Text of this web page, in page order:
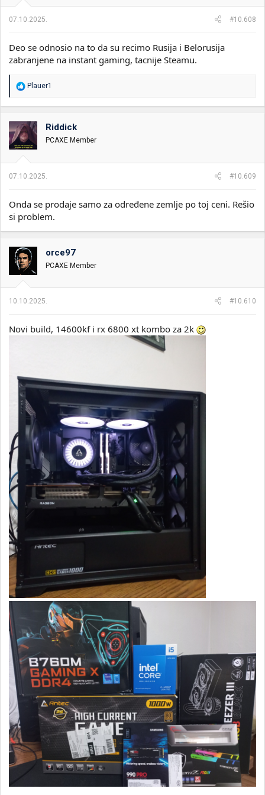
07.10.2025. #10.608
Deo se odnosio na to da su recimo Rusija i Belorusija
zabranjene na instant gaming, tacnije Steamu.
R
a
o
v
a
n
:
Plauer1
Riddick
PCAXE Member
07.10.2025. #10.609
Onda se prodaje samo za određene zemlje po toj ceni. Rešio
si problem.
orce97
PCAXE Member
10.10.2025. #10.610
Novi build, 14600kf i rx 6800 xt kombo za 2k